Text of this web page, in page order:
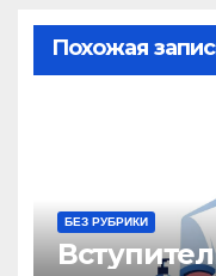
Похожая
БЕЗ РУБРИКИ